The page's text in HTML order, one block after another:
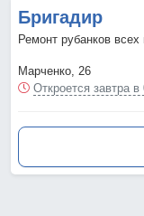
Бригадир
Ремонт рубанков всех
Марченко, 26
Откроется завтра в